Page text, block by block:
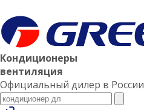
Кондиционеры
вентиляция
Официальный дилер в России